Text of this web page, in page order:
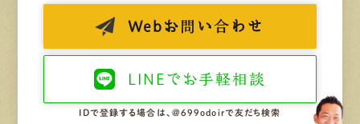
Web お問い合わせ
LINEで お手軽相談
IDで登録する場合は、@699odoirで友だち検索